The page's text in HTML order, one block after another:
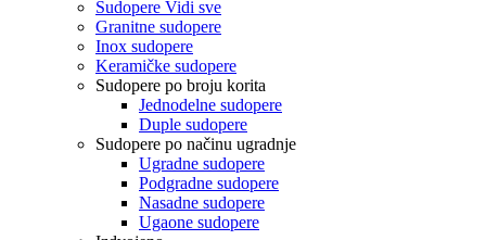
Sudopere Vidi sve
Granitne sudopere
Inox sudopere
Keramičke sudopere
Sudopere po broju korita
Jednodelne sudopere
Duple sudopere
Sudopere po načinu ugradnje
Ugradne sudopere
Podgradne sudopere
Nasadne sudopere
Ugaone sudopere